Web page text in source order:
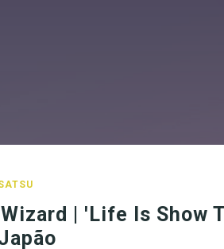
Wizard | 'Life Is Show